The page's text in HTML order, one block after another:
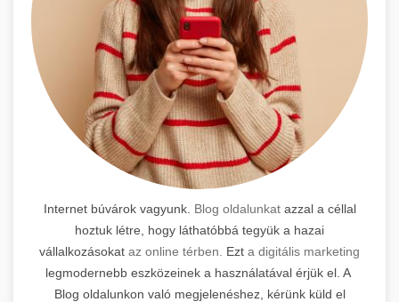
Internet búvárok vagyunk. Blog oldalunkatazzal a céllal
hoztuk létre, hogy láthatóbbá tegyük a hazai
vállalkozásokat az online térben. Ezt a digitális marketing
legmodernebb eszközeinek a használatával érjük el. A
Blog oldalunkon való megjelenéshez, kérünk küld el